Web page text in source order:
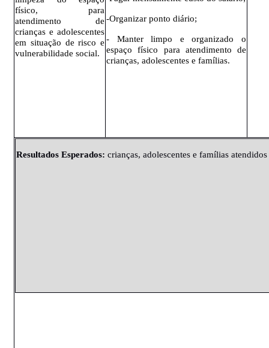
físico, para
atendimento de
crianças e adolescentes
em situação de risco e
vulnerabilidade social.
-Organizar ponto diário;
- Manter limpo e organizado o
espaço físico para atendimento de
crianças, adolescentes e famílias.
Resultados Esperados: crianças, adolescentes e famílias